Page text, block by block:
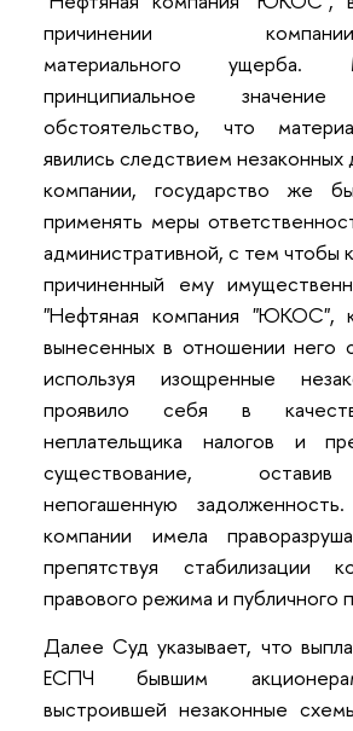
причинении компании-
материального
принципиальное
обстоятельство, что
явились следствием
компании, государство же
применять меры
административной, с тем чтобы
причиненный ему
"Нефтяная компания "ЮКОС",
вынесенных в отношении него
используя изощренные
проявило себя в
неплательщика налогов и
существование,
непогашенную
компании имела
препятствуя стабилизации
правового режима и публичного
Далее Суд указывает, что
ЕСПЧ бывшим
выстроившей незаконные